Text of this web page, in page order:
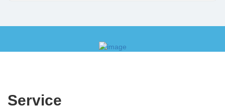
Service